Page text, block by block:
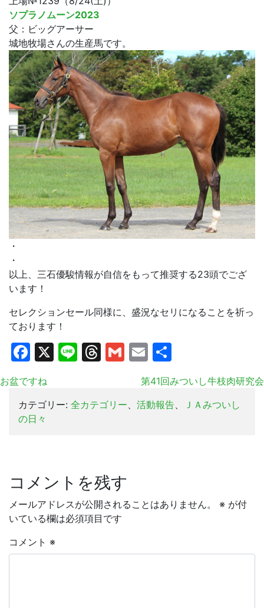
ソプラノムーン2023
父：ビッグアーサー
城地牧場さんの生産馬です。
・
・
以上、三石優駿情報が自信をもって推奨する23頭でござ
います！
セレクションセール同様に、盛況なセリになることを祈っ
ております！
Facebook
X LineThreads
Gmail
Email
お盆ですね
第41回みついし牛枝肉研究会
カテゴリー: 全カテゴリー、 活動報告、
ＪＡみついし
の日々
コメントを残す
メールアドレスが公開されることはありません。 ※ が付
いている欄は必須項目です
コメント ※